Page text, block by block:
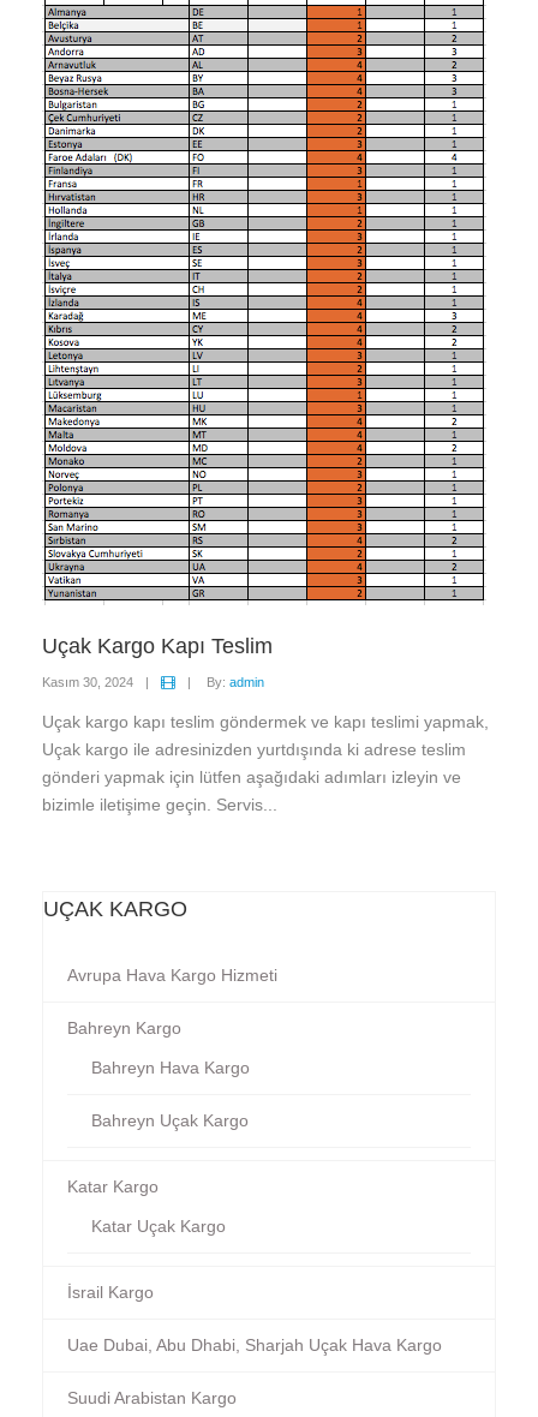
Uçak Kargo Kapı Teslim
Kasım 30, 2024 | | By: admin
Uçak kargo kapı teslim göndermek ve kapı teslimi yapmak,
Uçak kargo ile adresinizden yurtdışında ki adrese teslim
gönderi yapmak için lütfen aşağıdaki adımları izleyin ve
bizimle iletişime geçin. Servis...
UÇAK KARGO
Avrupa Hava Kargo Hizmeti
Bahreyn Kargo
Bahreyn Hava Kargo
Bahreyn Uçak Kargo
Katar Kargo
Katar Uçak Kargo
İsrail Kargo
Uae Dubai, Abu Dhabi, Sharjah Uçak Hava Kargo
Suudi Arabistan Kargo